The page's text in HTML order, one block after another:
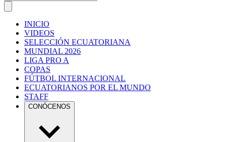
INICIO
VIDEOS
SELECCIÓN ECUATORIANA
MUNDIAL 2026
LIGA PRO A
COPAS
FÚTBOL INTERNACIONAL
ECUATORIANOS POR EL MUNDO
STAFF
CONÓCENOS